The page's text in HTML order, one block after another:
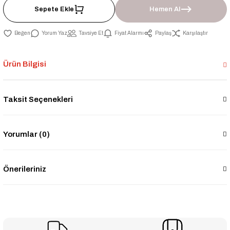
Sepete Ekle Hemen Al
Yorum Yaz Tavsiye Et Fiyat Alarmı Paylaş Karşılaştır
Ürün Bilgisi
Taksit Seçenekleri
Yorumlar (0)
Önerileriniz